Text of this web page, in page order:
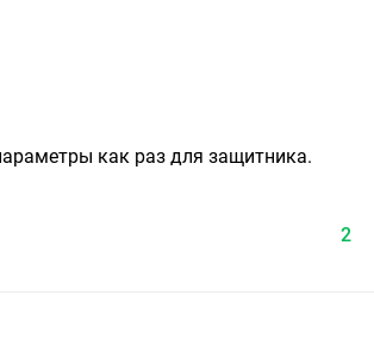
как раз для защитника.
2